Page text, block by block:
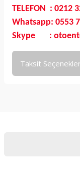
TELEFON : 0212
Whatsapp: 0553
Skype :
Taksit